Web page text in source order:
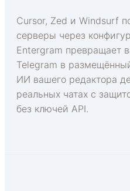
Cursor, Zed и Windsurf
серверы через
Entergram превращает
Telegram в
ИИ вашего редактора
реальных чатах с
без ключей API.